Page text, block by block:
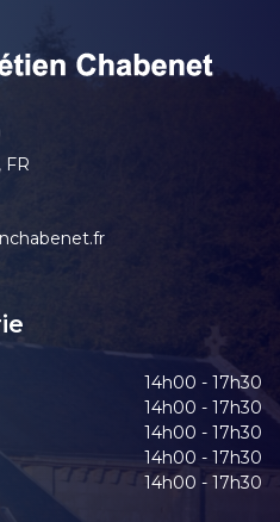
FR
14h00 - 17h30
14h00 - 17h30
14h00 - 17h30
14h00 - 17h30
14h00 - 17h30